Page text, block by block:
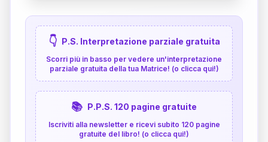
👇 P.S. Interpretazione parziale gratuita
Scorri più in basso per vedere un'interpretazione
parziale gratuita della tua Matrice! (o clicca qui!)
📚 P.P.S. 120 pagine gratuite
Iscriviti alla newsletter e ricevi subito 120 pagine
gratuite del libro! (o clicca qui!)